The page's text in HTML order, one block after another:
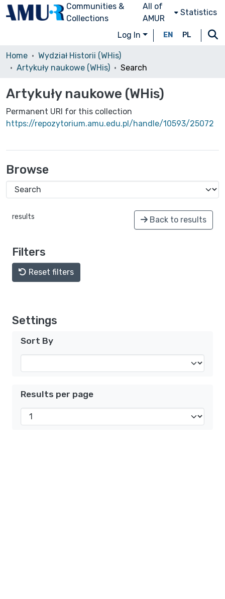
Communities &
Collections
All of
AMUR
Statistics
Log In EN PL
Home
Wydział Historii (WHis)
Artykuły naukowe (WHis)
Search
Artykuły naukowe (WHis)
Permanent URI for this collection
https://repozytorium.amu.edu.pl/handle/10593/25072
Browse
results Back to results
Filters
Reset filters
Settings
Sort By
Results per page